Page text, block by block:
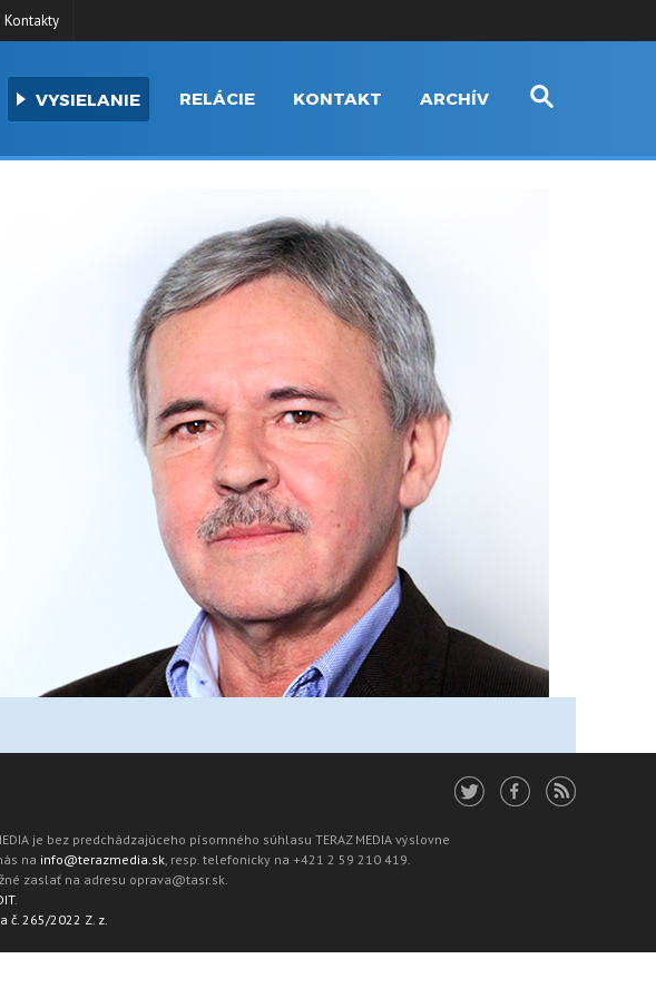
Kontakty
VYSIELANIE RELÁCIE KONTAKT ARCHÍV
je bez predchádzajúceho písomného súhlasu TERAZ MEDIA výslovne
na info@terazmedia.sk, resp. telefonicky na +421 2 59 210 419.
zaslať na adresu oprava@tasr.sk.
.
265/2022 Z. z.